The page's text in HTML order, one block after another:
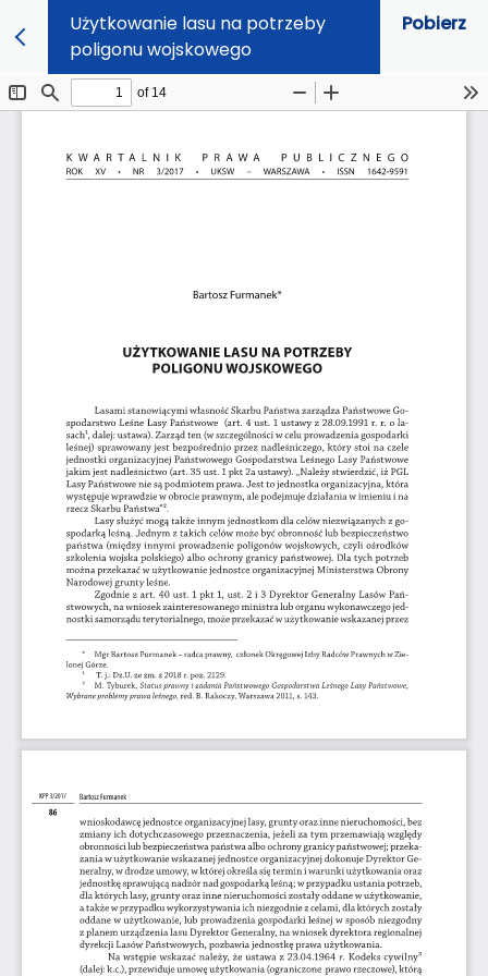
Użytkowanie lasu na potrzeby
poligonu wojskowego
Pobierz